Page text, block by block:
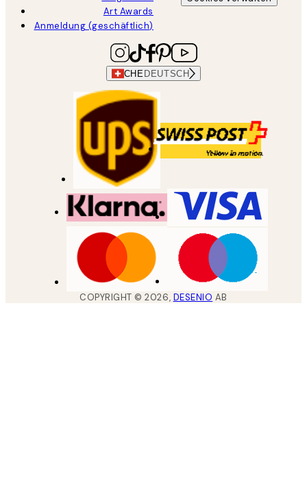
Art Awards
Anmeldung (geschäftlich)
CHE DEUTSCH
COPYRIGHT ©2026, DESENIO AB